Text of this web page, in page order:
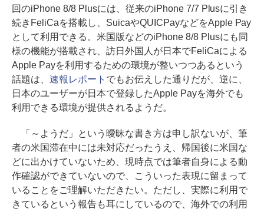
回のiPhone 8/8 Plusには、従来のiPhone 7/7 Plusに引き
続きFeliCaを搭載し、SuicaやQUICPayなどをApple Pay
として利用できる。米国版などのiPhone 8/8 Plusにも同
様の機能が搭載され、訪日外国人が日本でFeliCaによる
Apple Payを利用するための環境が整いつつあるという
話題は、 速報レポート でもお伝えした通りだが、逆に、
日本のユーザーが日本で登録したApple Payを海外でも
利用できる環境が提供されるようだ。
「～ようだ」という曖昧な書き方は申し訳ないが、筆
者の米国滞在中には未対応だったうえ、帰国後に米国な
どに出かけていないため、現時点では筆者自身による動
作確認ができていないので、こういった表現に留まって
いることをご理解いただきたい。ただし、実際に利用で
きているという報告も耳にしているので、海外での利用